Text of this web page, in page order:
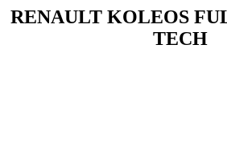
RENAULT KOLEOS
TECH